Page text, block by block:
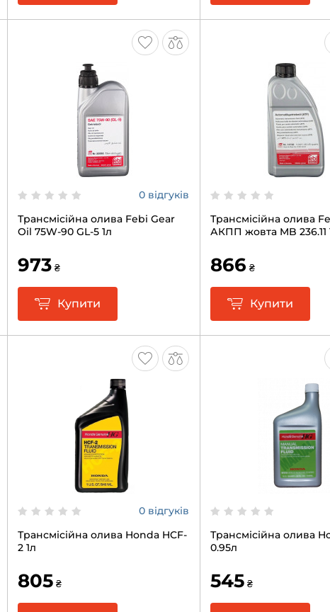
0 відгуків
Трансмісійна олива Febi Gear
Oil 75W-90 GL-5 1л
973 ₴
Купити
Трансмісійна олива
АКПП жовта MB 236.11
866 ₴
Купити
0 відгуків
Трансмісійна олива Honda HCF-
2 1л
805 ₴
Трансмісійна олива
0.95л
545 ₴